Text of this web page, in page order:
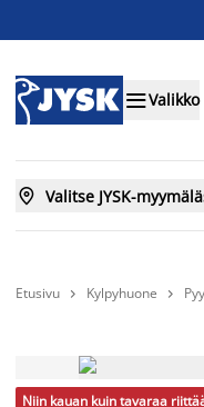
Valikko
 Valitse JYSK-
Etusivu  Kylpyhuone 
Niin kauan kuin tavaraa